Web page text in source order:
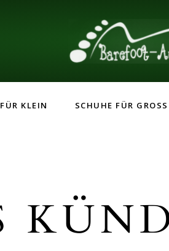
KLEIN SCHUHE FÜR GROSS